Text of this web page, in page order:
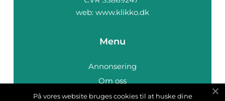
web: www.klikko.dk
Menu
Annonsering
Om oss
Cookies
På vores website bruges cookies til at huske dine